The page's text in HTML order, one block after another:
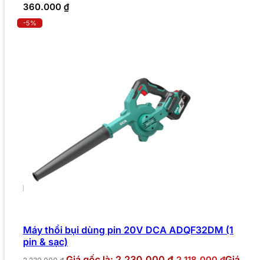
360.000 ₫
-5%
Máy thổi bụi dùng pin 20V DCA ADQF32DM (1
pin & sạc)